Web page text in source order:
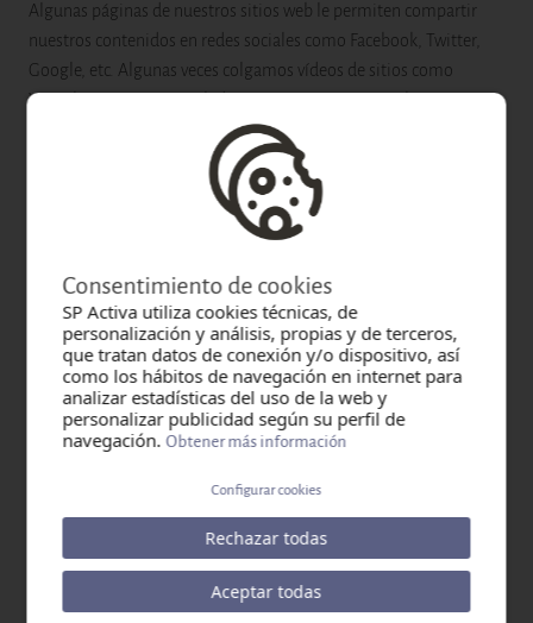
Algunas páginas de nuestros sitios web le permiten compartir
nuestros contenidos en redes sociales como Facebook, Twitter,
Google, etc. Algunas veces colgamos vídeos de sitios como
YouTube. Estos sitios web depositan sus propias cookies, que
nosotros no controlamos. Quizás quiera comprobar sus sitios
web para saber más acerca de su política de cookies.
Más información sobre cookies de redes sociales:
https://es-es.facebook.com/about/privacy/cookies
http://www.google.es/intl/es/policies/technologies/cookies/
https://twitter.com/privacy
https://www.youtube.com/yt/policyandsafety/es/
Revocación Del Consentimiento Para Instalar Cookies
Eliminar Las Cookies Del Navegador
Selecciona el icono de Herramientas
Haz clic en Configuración.
Haz clic en Mostrar Opciones Avanzadas.
En la sección "Privacidad" haz clic en Configuración de contenido.
Eliminar cookies: Haz clic en Todas las cookies y los datos de
sitio.
Consentimiento de cookies
SP Activa utiliza cookies técnicas, de
personalización y análisis, propias y de terceros,
que tratan datos de conexión y/o dispositivo, así
como los hábitos de navegación en internet para
analizar estadísticas del uso de la web y
personalizar publicidad según su perfil de
navegación.Obtener más información
Configurar cookies
Rechazar todas
Aceptar todas